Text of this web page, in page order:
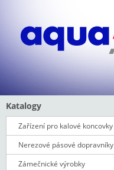
Katalogy
Zařízení pro kalové koncovky
Nerezové pásové dopravníky
Zámečnické výrobky